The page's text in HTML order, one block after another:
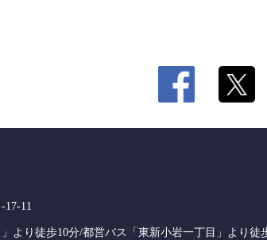
17-11
より徒歩10分/都営バス「東新小岩一丁目」より徒